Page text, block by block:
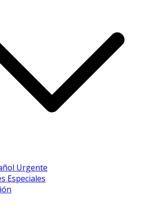
Urgente
Especiales